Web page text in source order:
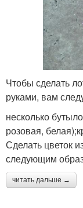
Чтобы сделать
руками, вам
несколько
розовая,
Сделать цветок
следующим
читать дальше →